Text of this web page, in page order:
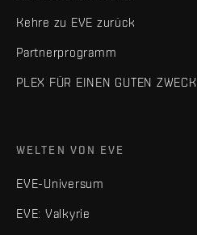
Kehre zu EVE zurück
Partnerprogramm
PLEX FÜR EINEN GUTEN ZWECK
WELTEN VON EVE
EVE-Universum
EVE: Valkyrie